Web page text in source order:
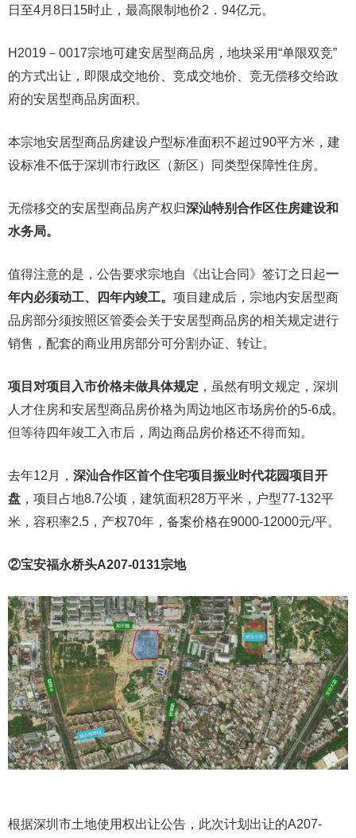
日至4月8日15时止，最高限制地价2．94亿元。
H2019－0017宗地可建安居型商品房，地块采用“单限双竞”
的方式出让，即限成交地价、竞成交地价、竞无偿移交给政
府的安居型商品房面积。
本宗地安居型商品房建设户型标准面积不超过90平方米，建
设标准不低于深圳市行政区（新区）同类型保障性住房。
无偿移交的安居型商品房产权归深汕特别合作区住房建设和
水务局。
值得注意的是，公告要求宗地自《出让合同》签订之日起一
年内必须动工、四年内竣工。 项目建成后，宗地内安居型商
品房部分须按照区管委会关于安居型商品房的相关规定进行
销售，配套的商业用房部分可分割办证、转让。
项目对项目入市价格未做具体规定 ，虽然有明文规定，深圳
人才住房和安居型商品房价格为周边地区市场房价的5-6成。
但等待四年竣工入市后，周边商品房价格还不得而知。
去年12月， 深汕合作区首个住宅项目振业时代花园项目开
盘 ，项目占地8.7公顷，建筑面积28万平米，户型77-132平
米，容积率2.5，产权70年，备案价格在9000-12000元/平。
②宝安福永桥头A207-0131宗地
根据深圳市土地使用权出让公告，此次计划出让的A207-